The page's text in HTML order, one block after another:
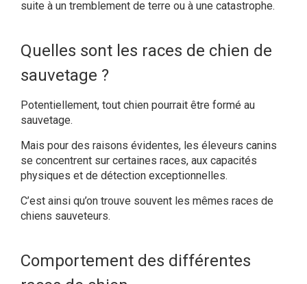
suite à un tremblement de terre ou à une catastrophe.
Quelles sont les races de chien de
sauvetage ?
Potentiellement, tout chien pourrait être formé au
sauvetage.
Mais pour des raisons évidentes, les éleveurs canins
se concentrent sur certaines races, aux capacités
physiques et de détection exceptionnelles.
C’est ainsi qu’on trouve souvent les mêmes races de
chiens sauveteurs.
Comportement des différentes